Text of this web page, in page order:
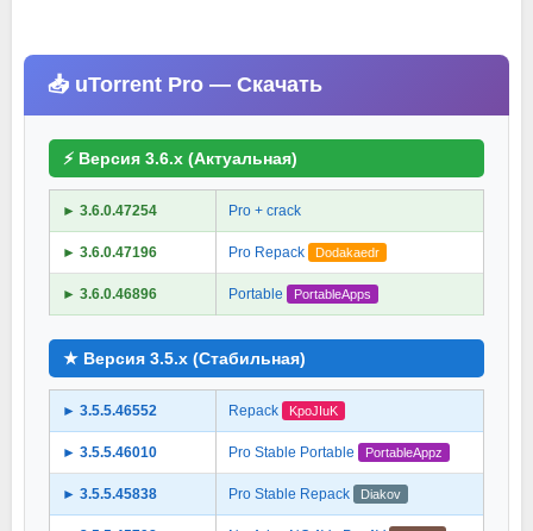
📥 uTorrent Pro — Скачать
⚡ Версия 3.6.x (Актуальная)
► 3.6.0.47254 Pro + crack
► 3.6.0.47196 Pro Repack Dodakaedr
► 3.6.0.46896 Portable PortableApps
★ Версия 3.5.x (Стабильная)
► 3.5.5.46552 Repack KpoJIuK
► 3.5.5.46010 Pro Stable Portable PortableAppz
► 3.5.5.45838 Pro Stable Repack Diakov